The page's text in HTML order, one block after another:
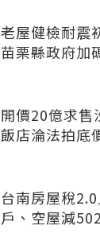
老屋健檢耐震
苗栗縣政府加
開價20億求售
飯店淪法拍底
台南房屋稅
戶、空屋減